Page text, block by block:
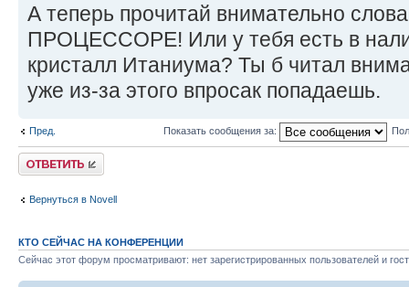
А теперь прочитай внимательно
ПРОЦЕССОРЕ! Или у тебя есть в
кристалл Итаниума? Ты б читал
уже из-за этого впросак попадаешь.
Пред. Показать сообщения за:
Ответить
Вернуться в Novell
КТО СЕЙЧАС НА КОНФЕРЕНЦИИ
Сейчас этот форум просматривают: нет зарегистрированных пользователей и